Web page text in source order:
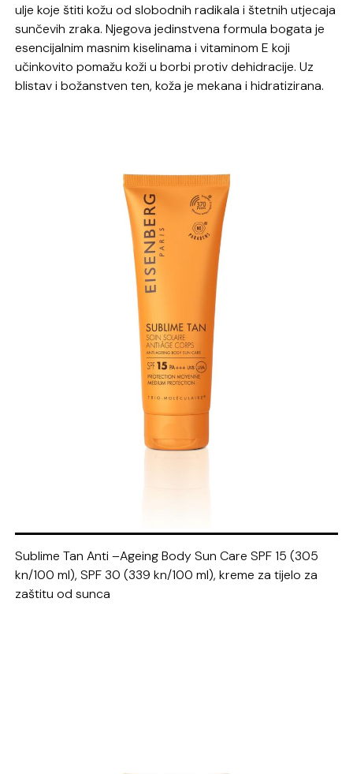
uljekoještiti kožu od slobodnih radikala i štetnih utjecaja
sunčevih zraka. Njegova jedinstvenaformula bogata je
esencijalnim masnim kiselinama i vitaminom Ekoji
učinkovito pomažu kožiu borbi protiv dehidracije.Uz
blistav i božanstven ten, koža je mekana ihidratizirana.
Sublime Tan Anti –AgeingBodySun Care SPF 15 (305
kn/100 ml), SPF 30 (339 kn/100 ml),kreme za tijelo za
zaštitu od sunca